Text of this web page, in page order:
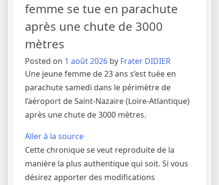
femme se tue en parachute
après une chute de 3000
mètres
Posted on 1 août 2026 by Frater DIDIER
Une jeune femme de 23 ans s’est tuée en
parachute samedi dans le périmètre de
l’aéroport de Saint-Nazaire (Loire-Atlantique)
après une chute de 3000 mètres.
Aller à la source
Cette chronique se veut reproduite de la
manière la plus authentique qui soit. Si vous
désirez apporter des modifications